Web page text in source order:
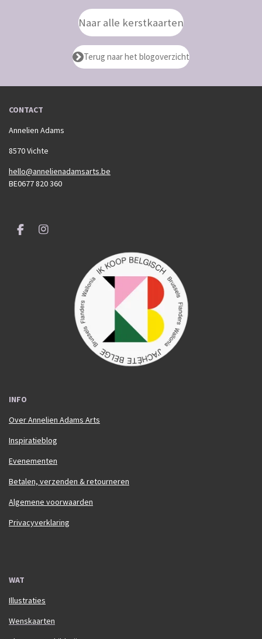
Naar alle kerstkaarten
Terug naar het blogoverzicht
CONTACT
Annelien Adams
8570 Vichte
hello@annelienadamsarts.be
BE0677 820 360
F
I
INFO
Over Annelien Adams Arts
Inspiratieblog
Evenementen
Betalen, verzenden & retourneren
Algemene voorwaarden
Privacyverklaring
WAT
Illustraties
Wenskaarten